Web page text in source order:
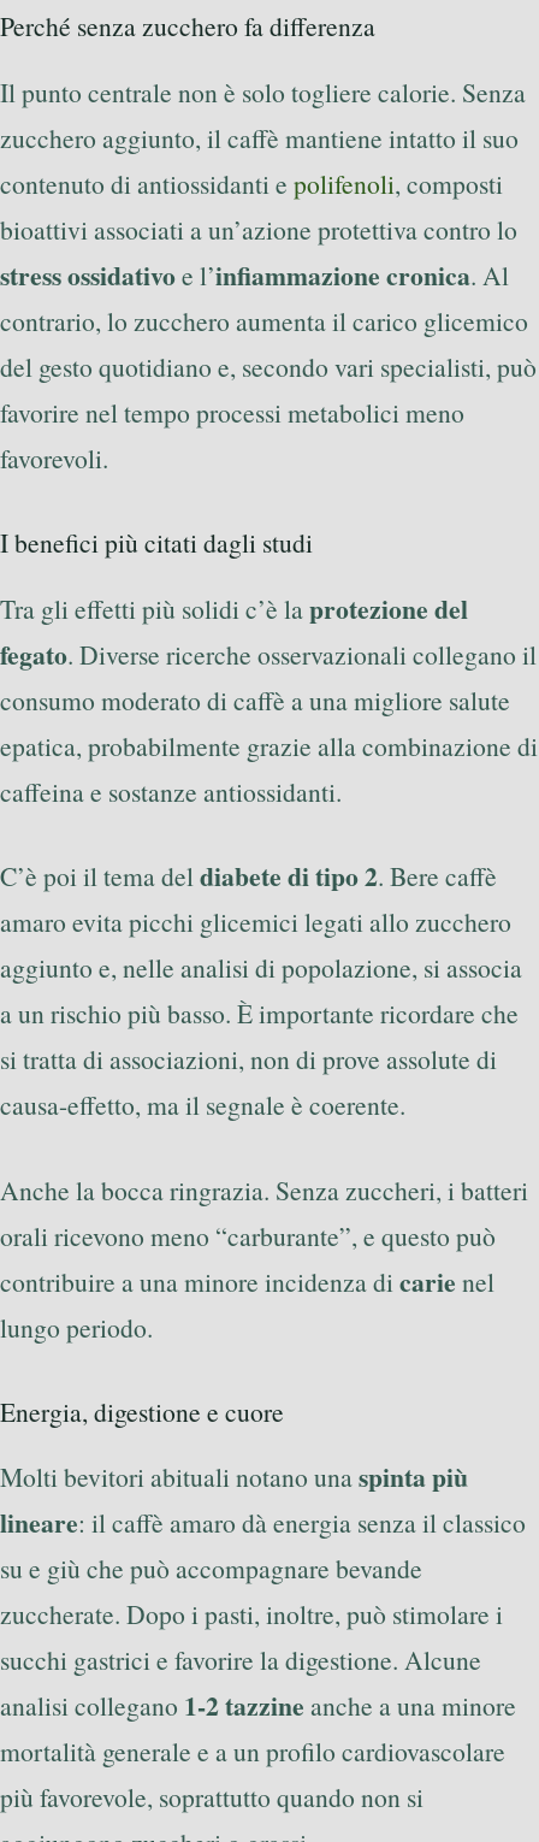
Perché senza zucchero fa differenza
Il punto centrale non è solo togliere calorie. Senza
zucchero aggiunto, il caffè mantiene intatto il suo
contenuto di antiossidanti e polifenoli, composti
bioattivi associati a un’azione protettiva contro lo
stress ossidativoe l’infiammazione cronica. Al
contrario, lo zucchero aumenta il carico glicemico
del gesto quotidiano e, secondo vari specialisti, può
favorire nel tempo processi metabolici meno
favorevoli.
I benefici più citati dagli studi
Tra gli effetti più solidi c’è laprotezione del
fegato. Diverse ricerche osservazionali collegano il
consumo moderato di caffè a una migliore salute
epatica, probabilmente grazie alla combinazione di
caffeina e sostanze antiossidanti.
C’è poi il tema deldiabete di tipo 2. Bere caffè
amaro evita picchi glicemici legati allo zucchero
aggiunto e, nelle analisi di popolazione, si associa
a un rischio più basso. È importante ricordare che
si tratta di associazioni, non di prove assolute di
causa-effetto, ma il segnale è coerente.
Anche la bocca ringrazia. Senza zuccheri, i batteri
orali ricevono meno “carburante”, e questo può
contribuire a una minore incidenza di carie nel
lungo periodo.
Energia, digestione e cuore
Molti bevitori abituali notano unaspinta più
lineare: il caffè amaro dà energia senza il classico
su e giù che può accompagnare bevande
zuccherate. Dopo i pasti, inoltre, può stimolare i
succhi gastrici e favorire la digestione. Alcune
analisi collegano 1-2 tazzine anche a una minore
mortalità generale e a un profilo cardiovascolare
più favorevole, soprattutto quando non si